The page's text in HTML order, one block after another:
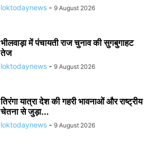
loktodaynews - 9 August 2026
भीलवाड़ा में पंचायती राज चुनाव की सुगबुगाहट
तेज
loktodaynews - 9 August 2026
तिरंगा यात्रा देश की गहरी भावनाओं और राष्ट्रीय
चेतना से जुड़ा...
loktodaynews - 9 August 2026